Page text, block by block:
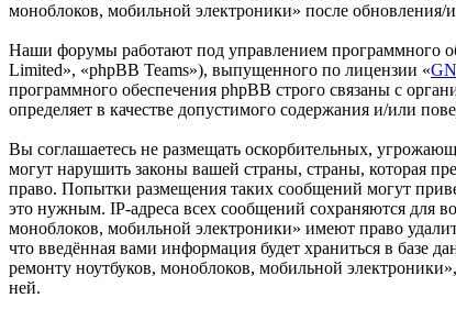
моноблоков, мобильной электроники» после обновления/
Наши форумы работают под управлением программного
Limited», «phpBB Teams»), выпущенного по лицензии «
программного обеспечения phpBB строго связаны с
определяет в качестве допустимого содержания и/или
Вы соглашаетесь не размещать оскорбительных,
могут нарушить законы вашей страны, страны, которая
право. Попытки размещения таких сообщений могут
это нужным. IP-адреса всех сообщений сохраняются для
моноблоков, мобильной электроники» имеют право
что введённая вами информация будет храниться в базе
ремонту ноутбуков, моноблоков, мобильной
ней.